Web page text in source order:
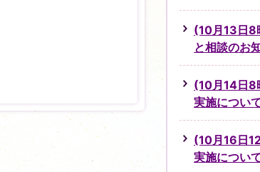
(10月13日8
と相談のお
(10月14日8
実施につい
(10月16日
実施につい